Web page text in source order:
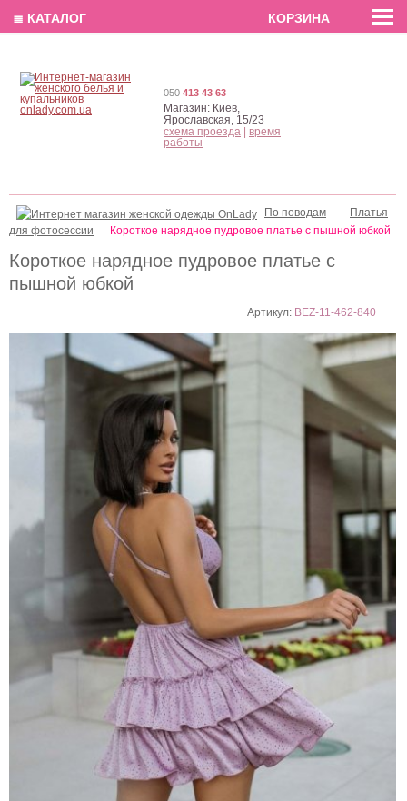
EN РУС
Короткое нарядное пудровое платье с
пышной юбкой
Артикул: BEZ-11-462-840
По поводам
Платья
для фотосессии
Короткое нарядное пудровое платье с пышной юбкой
050 413 43 63
Магазин: Киев,
Ярославская, 15/23
схема проезда
время
работы
≣ КАТАЛОГ КОРЗИНА